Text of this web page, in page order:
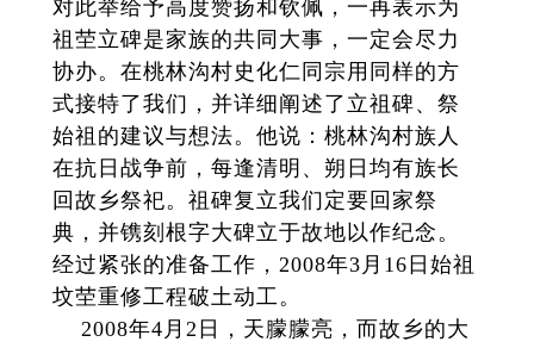
对此举给予高度赞扬和钦佩，一再表示为
祖茔立碑是家族的共同大事，一定会尽力
协办。在桃林沟村史化仁同宗用同样的方
式接特了我们，并详细阐述了立祖碑、祭
始祖的建议与想法。他说：桃林沟村族人
在抗日战争前，每逢清明、朔日均有族长
回故乡祭祀。祖碑复立我们定要回家祭
典，并镌刻根字大碑立于故地以作纪念。
经过紧张的准备工作，2008年3月16日始祖
坟茔重修工程破土动工。
2008年4月2日，天朦朦亮，而故乡的大